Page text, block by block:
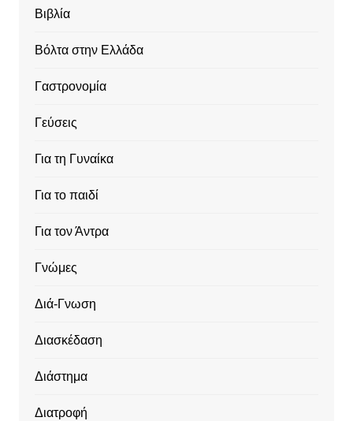
Βιβλία
Βόλτα στην Ελλάδα
Γαστρονομία
Γεύσεις
Για τη Γυναίκα
Για το παιδί
Για τον Άντρα
Γνώμες
Διά-Γνωση
Διασκέδαση
Διάστημα
Διατροφή